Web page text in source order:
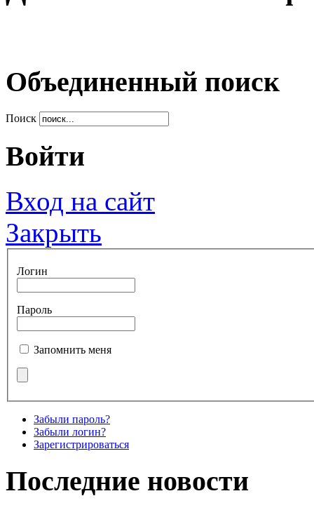
Объединенный поиск
Поиск
Войти
Вход на сайт
Закрыть
Логин
Пароль
Запомнить меня
Забыли пароль?
Забыли логин?
Зарегистрироваться
Последние новости